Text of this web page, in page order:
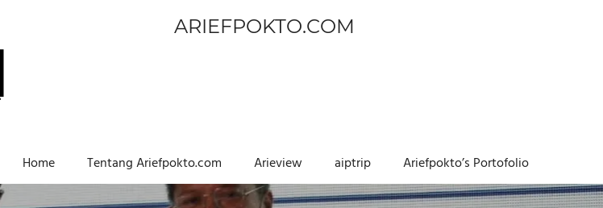
ARIEFPOKTO.COM
Home Tentang Ariefpokto.com Arieview aiptrip Ariefpokto’s Portofolio